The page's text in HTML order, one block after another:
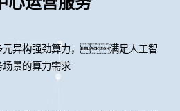
元异构强劲算力，满足人工智
景的算力需求